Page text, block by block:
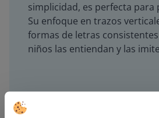
simplicidad, es perfecta para
Su enfoque en trazos
formas de letras
niños las entiendan y las